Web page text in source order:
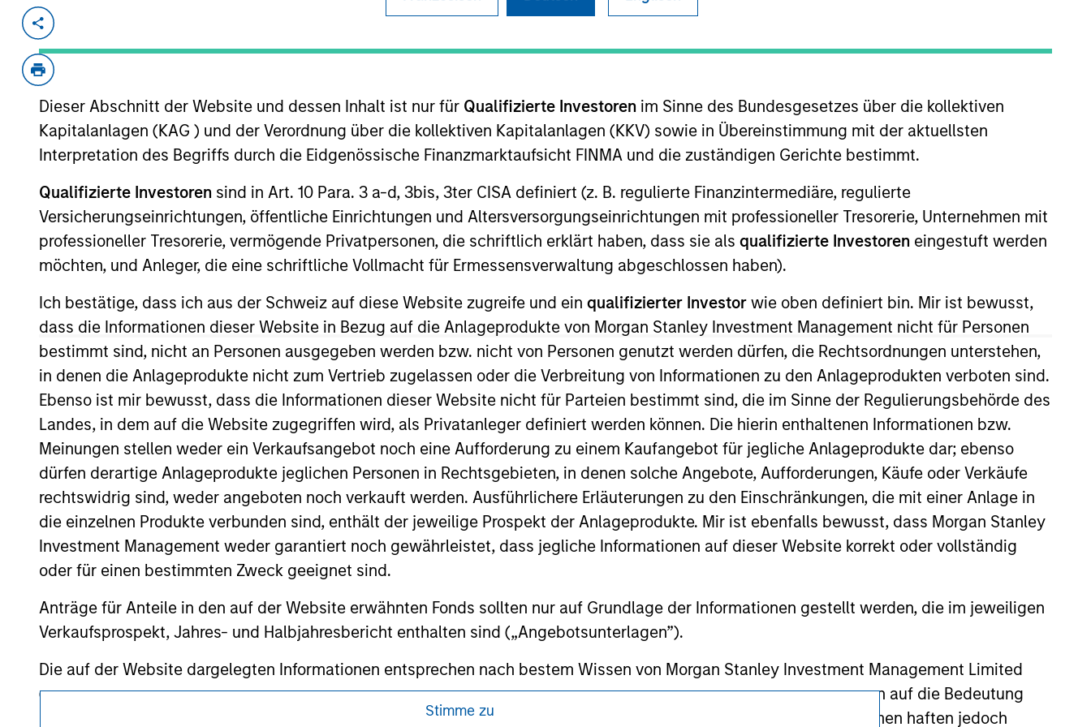
Dieser Abschnitt der Website und dessen Inhalt ist nur für Qualifizierte Investoren im Sinne des Bundesgesetzes über die kollektiven
Kapitalanlagen (KAG ) und der Verordnung über die kollektiven Kapitalanlagen (KKV) sowie in Übereinstimmung mit der aktuellsten
Interpretation des Begriffs durch die Eidgenössische Finanzmarktaufsicht FINMA und die zuständigen Gerichte bestimmt.
Qualifizierte Investoren sind in Art. 10 Para. 3 a-d, 3bis, 3ter CISA definiert (z. B. regulierte Finanzintermediäre, regulierte
Versicherungseinrichtungen, öffentliche Einrichtungen und Altersversorgungseinrichtungen mit professioneller Tresorerie, Unternehmen mit
professioneller Tresorerie, vermögende Privatpersonen, die schriftlich erklärt haben, dass sie als qualifizierte Investoren eingestuft werden
möchten, und Anleger, die eine schriftliche Vollmacht für Ermessensverwaltung abgeschlossen haben).
Ich bestätige, dass ich aus der Schweiz auf diese Website zugreife und ein qualifizierter Investor wie oben definiert bin. Mir ist bewusst,
dass die Informationen dieser Website in Bezug auf die Anlageprodukte von Morgan Stanley Investment Management nicht für Personen
bestimmt sind, nicht an Personen ausgegeben werden bzw. nicht von Personen genutzt werden dürfen, die Rechtsordnungen unterstehen,
in denen die Anlageprodukte nicht zum Vertrieb zugelassen oder die Verbreitung von Informationen zu den Anlageprodukten verboten sind.
Ebenso ist mir bewusst, dass die Informationen dieser Website nicht für Parteien bestimmt sind, die im Sinne der Regulierungsbehörde des
Landes, in dem auf die Website zugegriffen wird, als Privatanleger definiert werden können. Die hierin enthaltenen Informationen bzw.
Meinungen stellen weder ein Verkaufsangebot noch eine Aufforderung zu einem Kaufangebot für jegliche Anlageprodukte dar; ebenso
dürfen derartige Anlageprodukte jeglichen Personen in Rechtsgebieten, in denen solche Angebote, Aufforderungen, Käufe oder Verkäufe
rechtswidrig sind, weder angeboten noch verkauft werden. Ausführlichere Erläuterungen zu den Einschränkungen, die mit einer Anlage in
die einzelnen Produkte verbunden sind, enthält der jeweilige Prospekt der Anlageprodukte. Mir ist ebenfalls bewusst, dass Morgan Stanley
Investment Management weder garantiert noch gewährleistet, dass jegliche Informationen auf dieser Website korrekt oder vollständig
oder für einen bestimmten Zweck geeignet sind.
Anträge für Anteile in den auf der Website erwähnten Fonds sollten nur auf Grundlage der Informationen gestellt werden, die im jeweiligen
Verkaufsprospekt, Jahres- und Halbjahresbericht enthalten sind („Angebotsunterlagen”).
Die auf der Website dargelegten Informationen entsprechen nach bestem Wissen von Morgan Stanley Investment Management Limited
(das hierbei alle angemessene Sorgfalt hat walten lassen) den Tatsachen und es wurde nichts ausgelassen, das sich auf die Bedeutung
dieser Informationen auswirken könnte. Morgan Stanley Investment Management und seine verbundenen Unternehmen haften jedoch
Stimme zu
Dec 2024 Buyout
service solutions, alongside refurbished equipment & parts sales and rental, to health
systems, outpatient facilities other care settings nationwide.
View Current Employment Opportunities
View Site
Investment Team
Morgan Stanley Capital Partners
Press Release
Agrees to Acquire Prescott's
Dec 10,2024
As of July 25, 2025. The above is provided for informational and educational purposes only. There is no guarantee that the investment mentioned
resulted in positive performance (for realized holdings), or will perform well in the future (for current holdings). The trademarks and service marks
above are the property of their respective owners. The information on this website has not been authorized, sponsored, or otherwise approved by
such owners. By clicking on any links shown here, you agree that you are navigating to a third party site. We are providing these hyperlinks to you
only as a convenience and the inclusion of any hyperlink is not and does not imply any endorsement, approval, investigation, verification or
monitoring by us of any information contained in any hyperlinked site. In no event shall we be responsible for the information contained on the site
or your use of such site.
Morgan Stanley
Morgan Stanley Careers